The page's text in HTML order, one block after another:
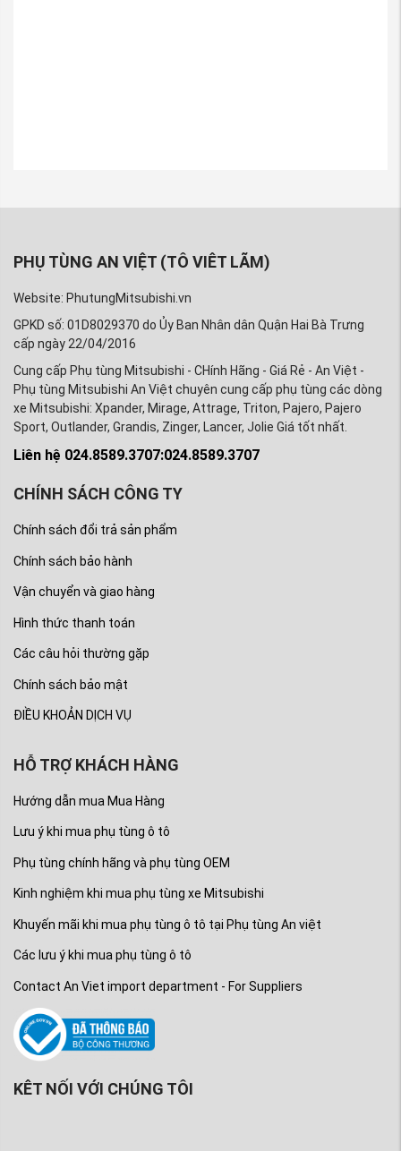
PHỤ TÙNG AN VIỆT (TÔ VIÊT LÃM)
Website: PhutungMitsubishi.vn
GPKD số: 01D8029370 do Ủy Ban Nhân dân Quận Hai Bà Trưng
cấp ngày 22/04/2016
Cung cấp Phụ tùng Mitsubishi - CHính Hãng - Giá Rẻ - An Việt -
Phụ tùng Mitsubishi An Việt chuyên cung cấp phụ tùng các dòng
xe Mitsubishi: Xpander, Mirage, Attrage, Triton, Pajero, Pajero
Sport, Outlander, Grandis, Zinger, Lancer, Jolie Giá tốt nhất.
Liên hệ 024.8589.3707:024.8589.3707
CHÍNH SÁCH CÔNG TY
Chính sách đổi trả sản phẩm
Chính sách bảo hành
Vận chuyển và giao hàng
Hình thức thanh toán
Các câu hỏi thường gặp
Chính sách bảo mật
ĐIỀU KHOẢN DỊCH VỤ
HỖ TRỢ KHÁCH HÀNG
Hướng dẫn mua Mua Hàng
Lưu ý khi mua phụ tùng ô tô
Phụ tùng chính hãng và phụ tùng OEM
Kinh nghiệm khi mua phụ tùng xe Mitsubishi
Khuyến mãi khi mua phụ tùng ô tô tại Phụ tùng An việt
Các lưu ý khi mua phụ tùng ô tô
Contact An Viet import department - For Suppliers
KÊT NỐI VỚI CHÚNG TÔI